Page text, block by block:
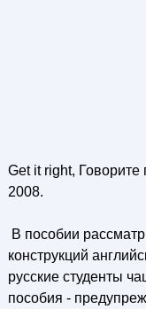
Get it right,
2008.
В пособии
конструкций
русские студенты
пособия -